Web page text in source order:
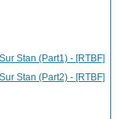
Stan (Part1) - [RTBF]
Stan (Part2) - [RTBF]